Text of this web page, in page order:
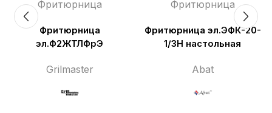
Фритюрница
Фритюрница
эл.Ф2ЖТЛФрЭ
Grilmaster
Фритюрница
Фритюрница эл.ЭФК-20-
1/3Н настольная
Abat